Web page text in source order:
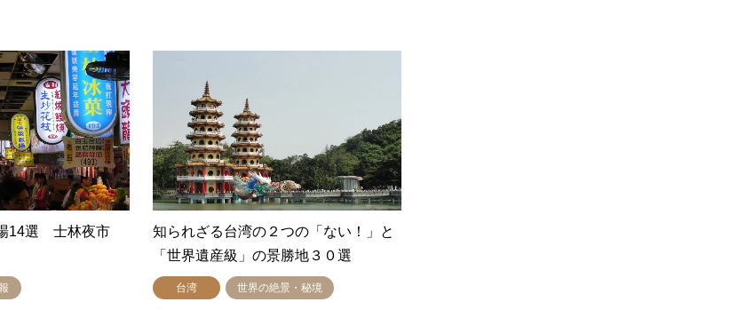
場14選 士林夜市
知られざる台湾の２つの「ない！」と
「世界遺産級」の景勝地３０選
台湾 世界の絶景・秘境